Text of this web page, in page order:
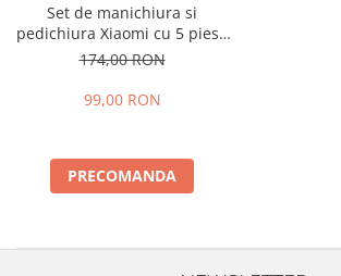
Set de manichiura si
pedichiura Xiaomi cu 5 piese
din otel inoxidabil si cutie
transport
174,00 RON
99,00 RON
PRECOMANDA